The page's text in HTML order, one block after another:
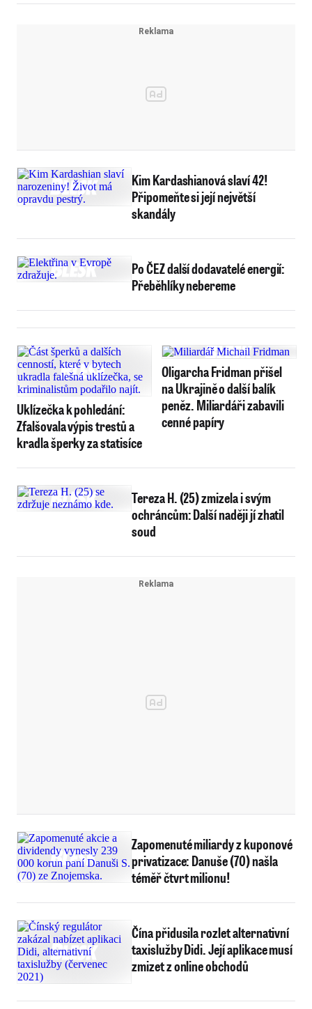
Kim Kardashianová slaví 42!
Připomeňte si její největší
skandály
Po ČEZ další dodavatelé energií:
Přeběhlíky nebereme
Uklízečka k pohledání:
Zfalšovala výpis trestů a
kradla šperky za statisíce
Oligarcha Fridman přišel
na Ukrajině o další balík
peněz. Miliardáři zabavili
cenné papíry
Tereza H. (25) zmizela i svým
ochráncům: Další naději jí zhatil
soud
Zapomenuté miliardy z kuponové
privatizace: Danuše (70) našla
téměř čtvrt milionu!
Čína přidusila rozlet alternativní
taxislužby Didi. Její aplikace musí
zmizet z online obchodů